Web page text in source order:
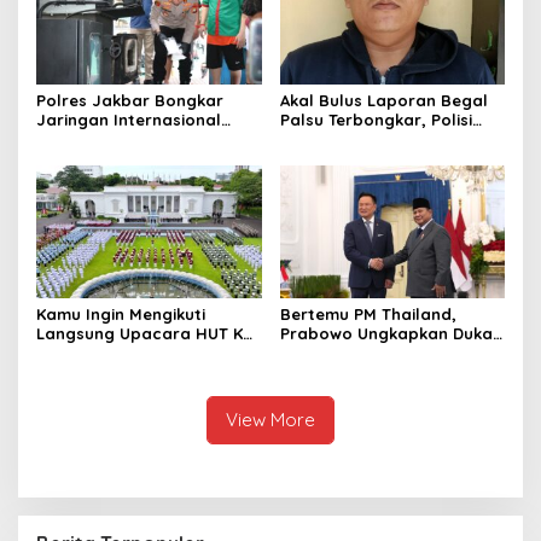
Polres Jakbar Bongkar
Jaringan Internasional
Diringkus dan Barang Bukti
1,1 Ton Rp119 Miliar
Dimusnahkan
Akal Bulus Laporan Begal
Palsu Terbongkar, Polisi
Kamu Ingin Mengikuti
Langsung Upacara HUT Ke-
Bertemu PM Thailand,
Prabowo Ungkapkan Duka
View More